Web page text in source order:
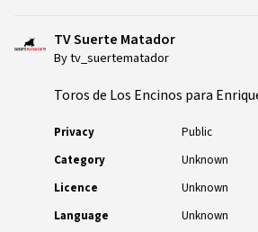
TV Suerte Matador
By tv_suertematador
Toros de Los Encinos para
Privacy
Public
Category
Unknown
Licence
Unknown
Language
Unknown